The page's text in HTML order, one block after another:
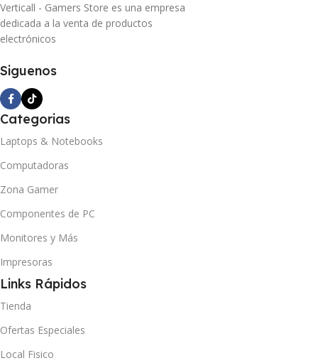
Verticall - Gamers Store es una empresa
dedicada a la venta de productos
electrónicos
Siguenos
Categorias
Laptops & Notebooks
Computadoras
Zona Gamer
Componentes de PC
Monitores y Más
Impresoras
Links Rápidos
Tienda
Ofertas Especiales
Local Fisico